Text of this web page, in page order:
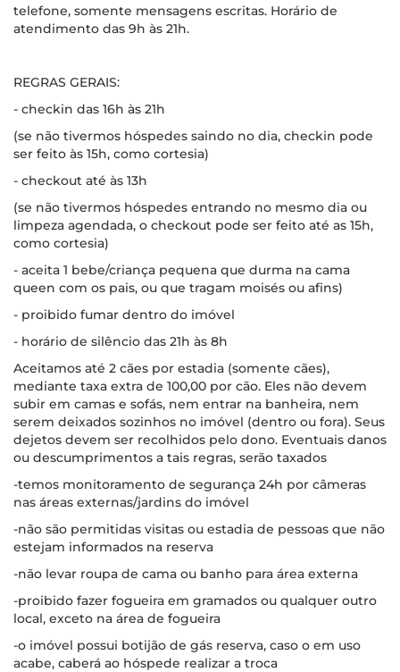
telefone, somente mensagens escritas. Horário de
atendimento das 9h às 21h.
REGRAS GERAIS:
- checkin das 16h às 21h
(se não tivermos hóspedes saindo no dia, checkin pode
ser feito às 15h, como cortesia)
- checkout até às 13h
(se não tivermos hóspedes entrando no mesmo dia ou
limpeza agendada, o checkout pode ser feito até as 15h,
como cortesia)
- aceita 1 bebe/criança pequena que durma na cama
queen com os pais, ou que tragam moisés ou afins)
- proibido fumar dentro do imóvel
- horário de silêncio das 21h às 8h
Aceitamos até 2 cães por estadia (somente cães),
mediante taxa extra de 100,00 por cão. Eles não devem
subir em camas e sofás, nem entrar na banheira, nem
serem deixados sozinhos no imóvel (dentro ou fora). Seus
dejetos devem ser recolhidos pelo dono. Eventuais danos
ou descumprimentos a tais regras, serão taxados
-temos monitoramento de segurança 24h por câmeras
nas áreas externas/jardins do imóvel
-não são permitidas visitas ou estadia de pessoas que não
estejam informados na reserva
-não levar roupa de cama ou banho para área externa
-proibido fazer fogueira em gramados ou qualquer outro
local, exceto na área de fogueira
-o imóvel possui botijão de gás reserva, caso o em uso
acabe, caberá ao hóspede realizar a troca